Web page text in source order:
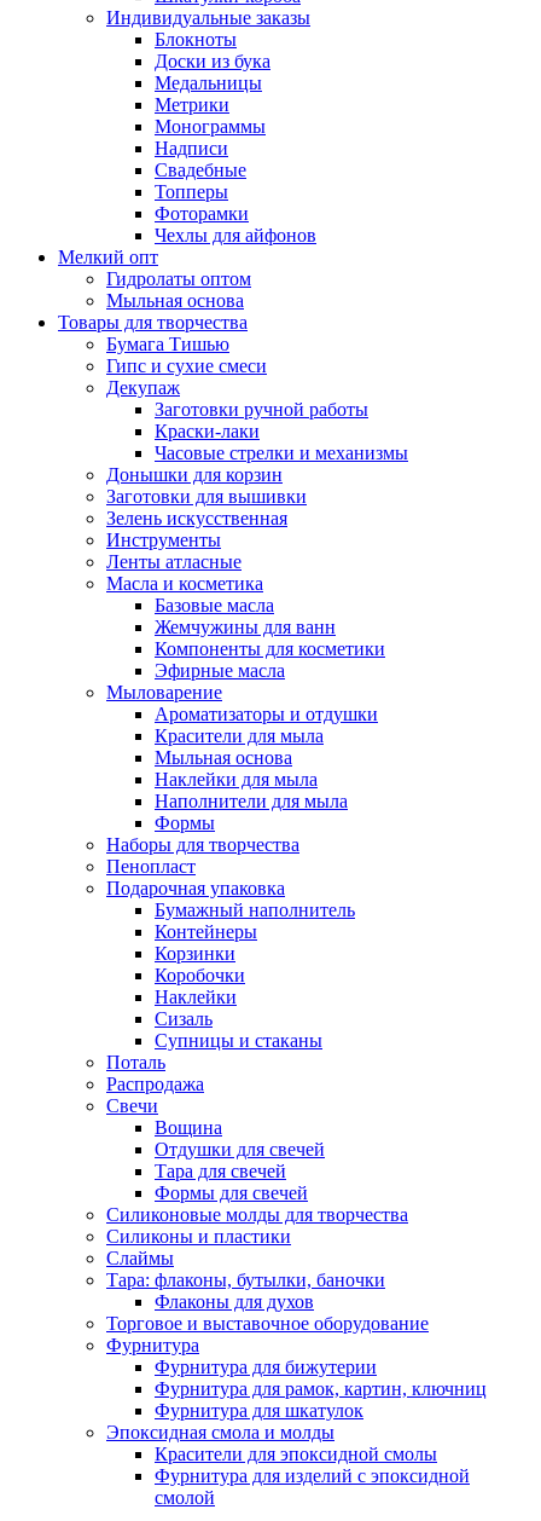
Индивидуальные заказы
Блокноты
Доски из бука
Медальницы
Метрики
Монограммы
Надписи
Свадебные
Топперы
Фоторамки
Чехлы для айфонов
Мелкий опт
Гидролаты оптом
Мыльная основа
Товары для творчества
Бумага Тишью
Гипс и сухие смеси
Декупаж
Заготовки ручной работы
Краски-лаки
Часовые стрелки и механизмы
Донышки для корзин
Заготовки для вышивки
Зелень искусственная
Инструменты
Ленты атласные
Масла и косметика
Базовые масла
Жемчужины для ванн
Компоненты для косметики
Эфирные масла
Мыловарение
Ароматизаторы и отдушки
Красители для мыла
Мыльная основа
Наклейки для мыла
Наполнители для мыла
Формы
Наборы для творчества
Пенопласт
Подарочная упаковка
Бумажный наполнитель
Контейнеры
Корзинки
Коробочки
Наклейки
Сизаль
Супницы и стаканы
Поталь
Распродажа
Свечи
Вощина
Отдушки для свечей
Тара для свечей
Формы для свечей
Силиконовые молды для творчества
Силиконы и пластики
Слаймы
Тара: флаконы, бутылки, баночки
Флаконы для духов
Торговое и выставочное оборудование
Фурнитура
Фурнитура для бижутерии
Фурнитура для рамок, картин, ключниц
Фурнитура для шкатулок
Эпоксидная смола и молды
Красители для эпоксидной смолы
Фурнитура для изделий с эпоксидной
смолой